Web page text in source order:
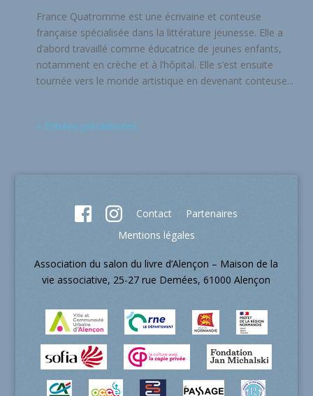
France Quatromme est une écrivaine et conteuse
française spécialisée dans la littérature jeunesse. Elle a
d’abord travaillé comme éducatrice de jeunes enfants,
notamment en crèche et à l’hôpital. Elle s’est ensuite
tournée vers le monde artistique en devenant conteuse...
« Entrées précédentes
Contact
Partenaires
Mentions légales
Association du salon du livre d’Alençon – Maison de la
vie associative, 25-27 rue Demées, 61000 Alençon